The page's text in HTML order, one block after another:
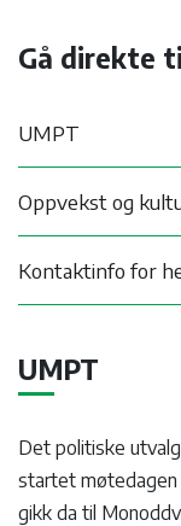
Gå direkte
UMPT
Oppvekst og
Kontaktinfo for
UMPT
Det politiske
startet møtedagen
gikk da til